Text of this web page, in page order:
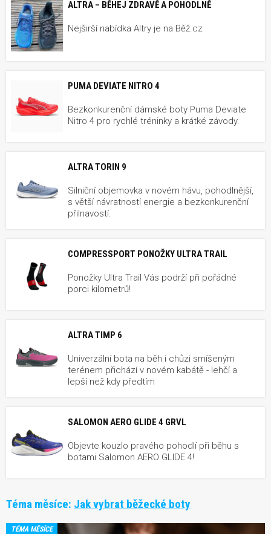
ALTRA – BĚHEJ ZDRAVĚ A POHODLNĚ
Nejširší nabídka Altry je na Běž.cz
PUMA DEVIATE NITRO 4
Bezkonkurenční dámské boty Puma Deviate
Nitro 4 pro rychlé tréninky a krátké závody.
ALTRA TORIN 9
Silniční objemovka v novém hávu, pohodlnější,
s větší návratností energie a bezkonkurenční
přilnavostí.
COMPRESSPORT PONOŽKY ULTRA TRAIL
Ponožky Ultra Trail Vás podrží při pořádné
porci kilometrů!
ALTRA TIMP 6
Univerzální bota na běh i chůzi smíšeným
terénem přichází v novém kabátě - lehčí a
lepší než kdy předtím
SALOMON AERO GLIDE 4 GRVL
Objevte kouzlo pravého pohodlí při běhu s
botami Salomon AERO GLIDE 4!
Téma měsíce: Jak vybrat běžecké boty
TÉMA MĚSÍCE